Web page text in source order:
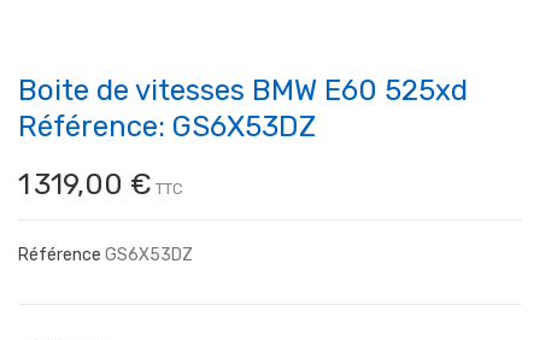
Boite de vitesses BMW E60 525xd
Référence: GS6X53DZ
1 319,00 € TTC
Référence GS6X53DZ